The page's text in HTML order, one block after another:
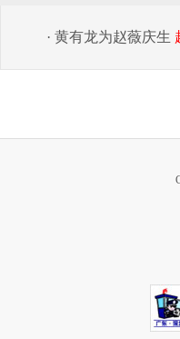
· 黄有龙为赵薇庆生